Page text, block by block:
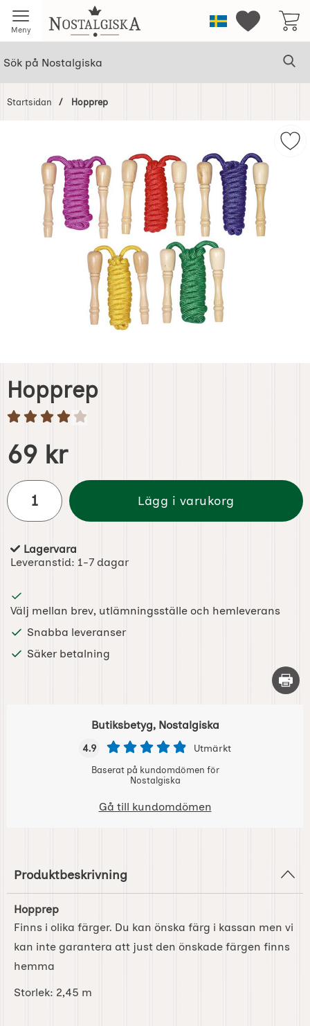
Meny Startsidan för NostalgiskaSverigeMina
Startsidan Hopprep
Hopprep
Handla denna produkt Hopprep
pris
69 kr
antal
Lägg i varukorg
Tillgänglighet:
Lagervara
Leveranstid: 1-7 dagar
Välj mellan brev, utlämningsställe och hemleverans
Snabba leveranser
Säker betalning
Skriv
Butiksbetyg, Nostalgiska
4.9 Utmärkt
Baserat på kundomdömen för
Nostalgiska
Gå till kundomdömen
Produktbeskrivning
Hopprep
Finns i olika färger. Du kan önska färg i kassan men vi
kan inte garantera att just den önskade färgen finns
hemma
Storlek: 2,45 m